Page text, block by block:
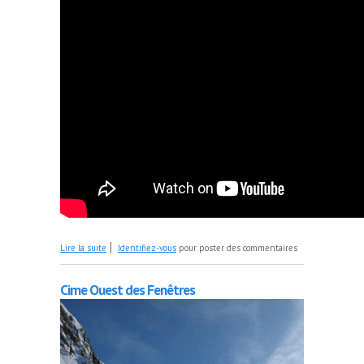
Lire la suite de L'année 2017 en images
Identifiez-vous pour poster des commentaires
Cime Ouest des Fenêtres